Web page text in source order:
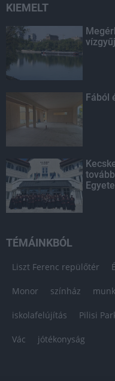
KIEMELT
Fából
TÉMÁINKBÓL
Liszt Ferenc repülőtér
Monor színház
iskolafelújítás Pilisi
Vác jótékonyság